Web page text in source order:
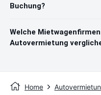
Buchung?
Welche
Autovermietung
Home